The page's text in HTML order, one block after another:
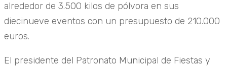
alrededor de 3.500 kilos de pólvora en sus
diecinueve eventos con un presupuesto de 210.000
euros.
El presidente del Patronato Municipal de Fiestas y